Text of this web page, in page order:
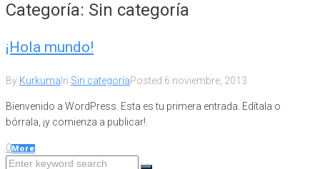
Categoría: Sin categoría
¡Hola mundo!
By Kurkuma In Sin categoríaPosted 6 noviembre, 2013
Bienvenido a WordPress. Esta es tu primera entrada. Edítala o
bórrala, ¡y comienza a publicar!.
0More
Search